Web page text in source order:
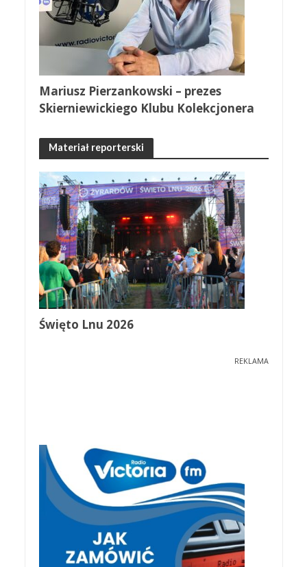
Mariusz Pierzankowski – prezes
Skierniewickiego Klubu Kolekcjonera
Materiał reporterski
Święto Lnu 2026
REKLAMA